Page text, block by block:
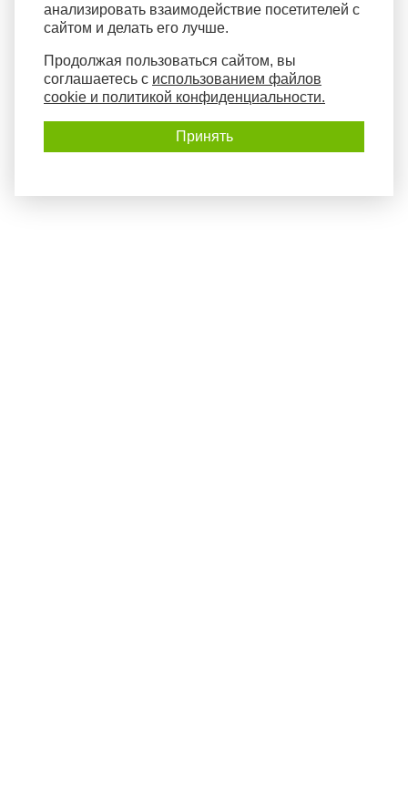
анализировать взаимодействие посетителей с
сайтом и делать его лучше.
Продолжая пользоваться сайтом, вы
соглашаетесь с использованием файлов
cookie и политикой конфиденциальности.
Принять